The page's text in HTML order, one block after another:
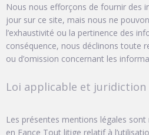
Nous nous efforçons de fournir des
jour sur ce site, mais nous ne
l’exhaustivité ou la pertinence des
conséquence, nous déclinons toute
ou d’omission concernant les
Loi applicable et juridiction
Les présentes mentions légales
en Fance Tout litige relatif à